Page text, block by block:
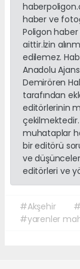
haber ve
Poligon
aittir.İzin
edilemez.
Anadolu
Demirören
tarafından
editörlerinin
muhataplar
bir editörü
ve
editörleri ve
#Akşehir
#yarenler